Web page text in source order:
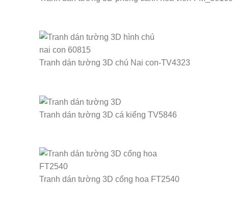
Tranh dán tường 3D chú Nai con-TV4323
Tranh dán tường 3D cá kiểng TV5846
Tranh dán tường 3D cổng hoa FT2540